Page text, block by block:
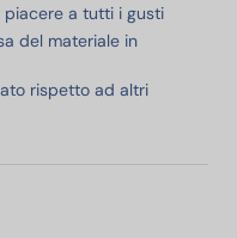
a tutti i gusti
del materiale in
rispetto ad altri